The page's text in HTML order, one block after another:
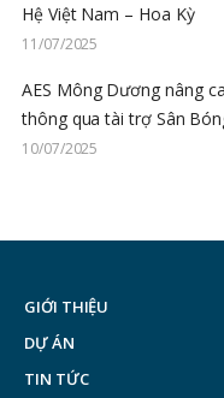
Hệ Việt Nam – Hoa Kỳ
11/07/2025
AES Mông Dương nâng
thông qua tài trợ Sân
10/07/2025
GIỚI THIỆU
DỰ ÁN
TIN TỨC